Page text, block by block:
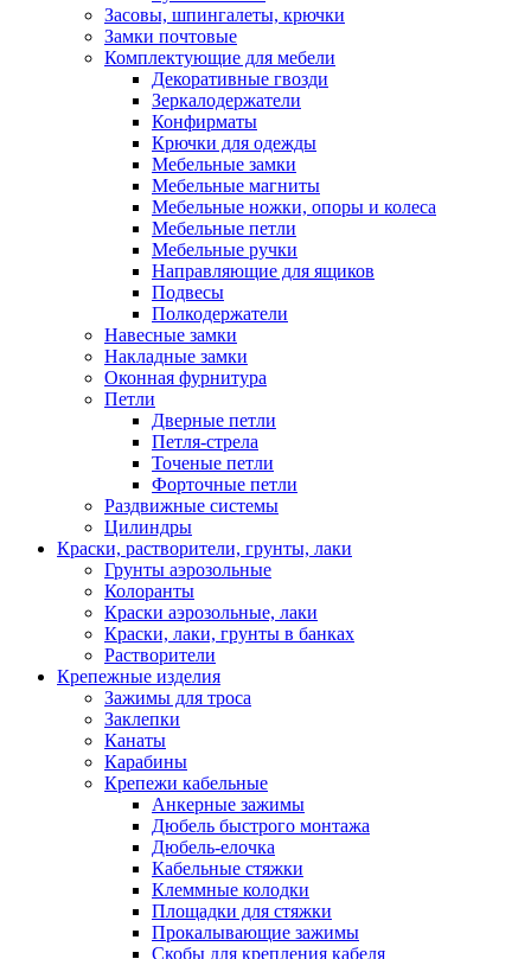
Засовы, шпингалеты, крючки
Замки почтовые
Комплектующие для мебели
Декоративные гвозди
Зеркалодержатели
Конфирматы
Крючки для одежды
Мебельные замки
Мебельные магниты
Мебельные ножки, опоры и колеса
Мебельные петли
Мебельные ручки
Направляющие для ящиков
Подвесы
Полкодержатели
Навесные замки
Накладные замки
Оконная фурнитура
Петли
Дверные петли
Петля-стрела
Точеные петли
Форточные петли
Раздвижные системы
Цилиндры
Краски, растворители, грунты, лаки
Грунты аэрозольные
Колоранты
Краски аэрозольные, лаки
Краски, лаки, грунты в банках
Растворители
Крепежные изделия
Зажимы для троса
Заклепки
Канаты
Карабины
Крепежи кабельные
Анкерные зажимы
Дюбель быстрого монтажа
Дюбель-елочка
Кабельные стяжки
Клеммные колодки
Площадки для стяжки
Прокалывающие зажимы
Скобы для крепления кабеля